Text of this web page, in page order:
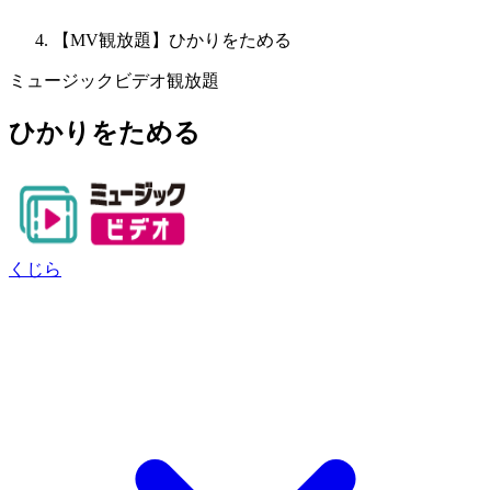
【MV観放題】ひかりをためる
ミュージックビデオ観放題
ひかりをためる
くじら